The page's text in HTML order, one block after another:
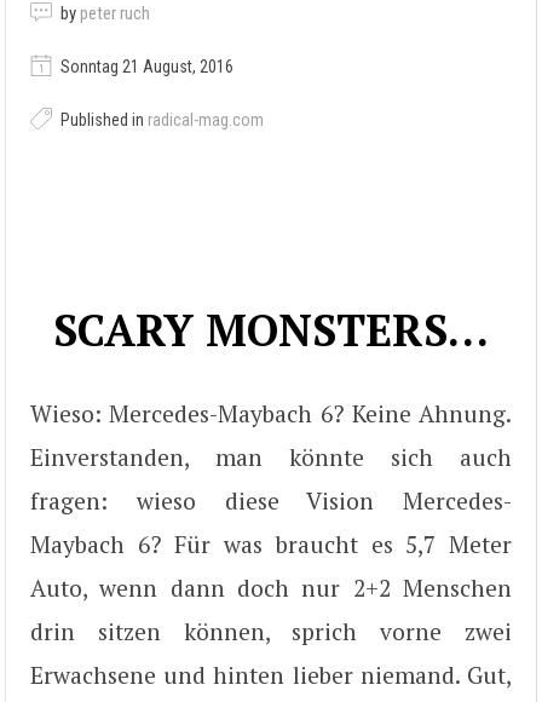
by peter ruch
Sonntag 21 August, 2016
Published in radical-mag.com
SCARY MONSTERS…
Wieso: Mercedes-Maybach 6? Keine Ahnung.
Einverstanden, man könnte sich auch
fragen: wieso diese Vision Mercedes-
Maybach 6? Für was braucht es 5,7 Meter
Auto, wenn dann doch nur 2+2 Menschen
drin sitzen können, sprich vorne zwei
Erwachsene und hinten lieber niemand. Gut,